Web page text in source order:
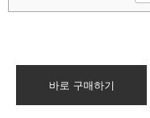
바로 구매하기